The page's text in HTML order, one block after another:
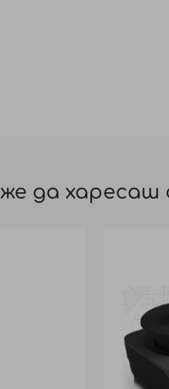
дълбок и
терапия.
да харесаш